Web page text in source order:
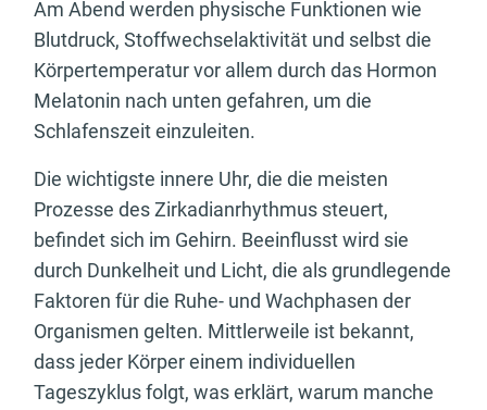
Am Abend werden physische Funktionen wie
Blutdruck, Stoffwechselaktivität und selbst die
Körpertemperatur vor allem durch das Hormon
Melatonin nach unten gefahren, um die
Schlafenszeit einzuleiten.
Die wichtigste innere Uhr, die die meisten
Prozesse des Zirkadianrhythmus steuert,
befindet sich im Gehirn. Beeinflusst wird sie
durch Dunkelheit und Licht, die als grundlegende
Faktoren für die Ruhe- und Wachphasen der
Organismen gelten. Mittlerweile ist bekannt,
dass jeder Körper einem individuellen
Tageszyklus folgt, was erklärt, warum manche